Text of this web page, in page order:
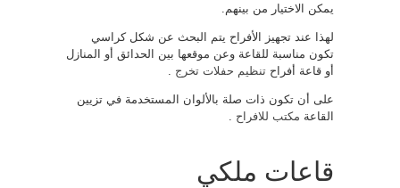
يمكن الاختيار من بينهم.
لهذا عند تجهيز الأفراح يتم البحث عن شكل كراسي
تكون مناسبة للقاعة وعن موقعها بين الحدائق أو المنازل
أو قاعة أفراح تنظيم حفلات تخرج
على أن تكون ذات صلة بالألوان المستخدمة في تزيين
القاعة مكتب للافراح
قاعات ملكي